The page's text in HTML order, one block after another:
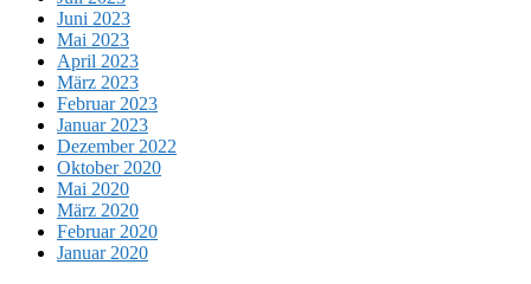
Juni 2023
Mai 2023
April 2023
März 2023
Februar 2023
Januar 2023
Dezember 2022
Oktober 2020
Mai 2020
März 2020
Februar 2020
Januar 2020